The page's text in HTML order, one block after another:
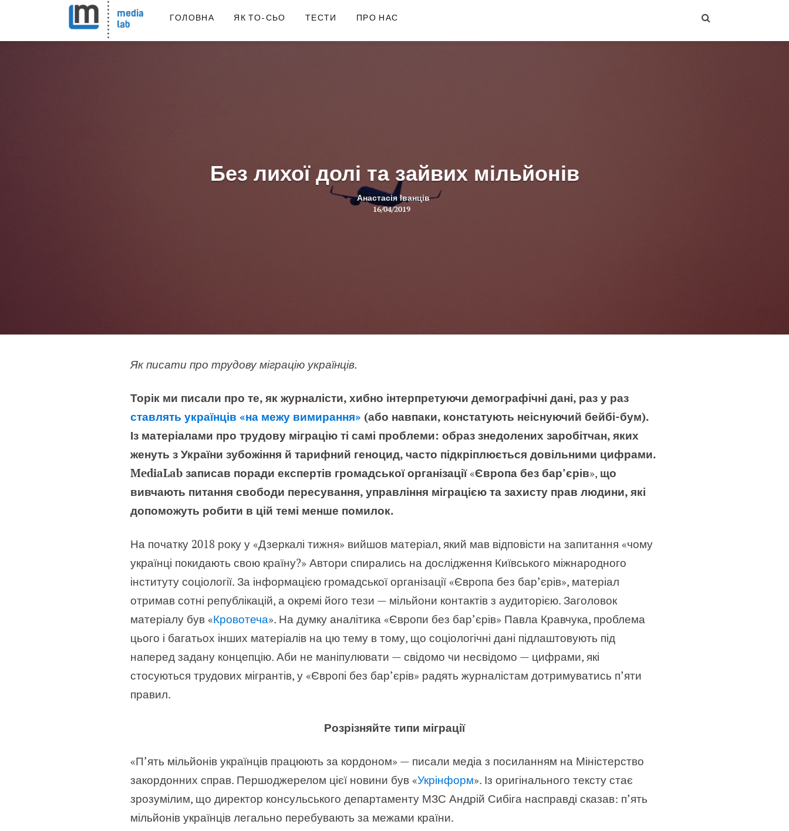
ГОЛОВНА ЯК ТО-СЬО ТЕСТИ ПРО НАС
Без лихої долі та зайвих мільйонів
Анастасія Іванців
16/04/2019
Як писати про трудову міграцію українців.
Торік ми писали про те, як журналісти, хибно інтерпретуючи демографічні дані, раз у раз
ставлять українців «на межу вимирання» (або навпаки, констатують неіснуючий бейбі-бум).
Із матеріалами про трудову міграцію ті самі проблеми: образ знедолених заробітчан, яких
женуть з України зубожіння й тарифний геноцид, часто підкріплюється довільними цифрами.
MediaLab записав поради експертів громадської організації«Європа без бар’єрів», що
вивчають питання свободи пересування, управління міграцією та захисту прав людини, які
допоможуть робити в цій темі менше помилок.
На початку 2018 року у «Дзеркалі тижня» вийшов матеріал, який мав відповісти на запитання «чому
українці покидають свою країну?» Автори спирались на дослідження Київського міжнародного
інституту соціології. За інформацією громадської організації «Європа без бар’єрів», матеріал
отримав сотні републікацій, а окремі його тези — мільйони контактів з аудиторією. Заголовок
матеріалу був «Кровотеча». На думку аналітика «Європи без бар’єрів» Павла Кравчука, проблема
цього і багатьох інших матеріалів на цю тему в тому, що соціологічні дані підлаштовують під
наперед задану концепцію. Аби не маніпулювати — свідомо чи несвідомо — цифрами, які
стосуються трудових мігрантів, у «Європі без бар’єрів» радять журналістам дотримуватись п’яти
правил.
Розрізняйте типи міграції
«П’ять мільйонів українців працюють за кордоном» — писали медіа з посиланням на Міністерство
закордонних справ. Першоджерелом цієї новини був «Укрінформ». Із оригінального тексту стає
зрозумілим, що директор консульського департаменту МЗС Андрій Сибіга насправді сказав: п’ять
мільйонів українців легально перебувають за межами країни.